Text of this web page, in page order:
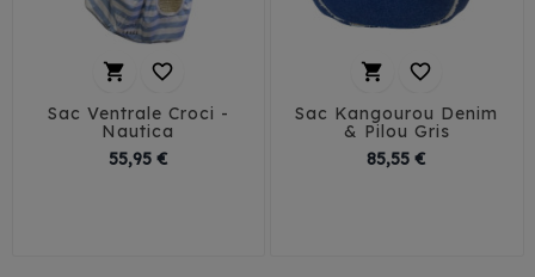
 
Sac Ventrale Croci -
Nautica
55,95 €Prix
 
Sac Kangourou Denim
& Pilou Gris
85,55 €